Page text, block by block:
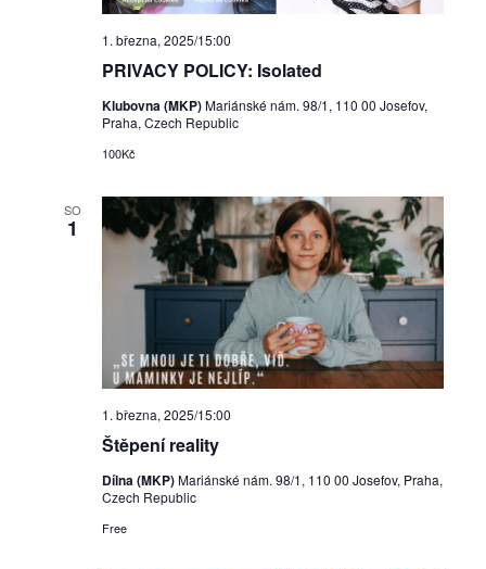
PRIVACY POLICY: Isolated
1. března, 2025/15:00
Klubovna (MKP)Mariánské nám. 98/1, 110 00 Josefov,
Praha, Czech Republic
100Kč
SO
1
Štěpení reality
1. března, 2025/15:00
Dílna (MKP)Mariánské nám. 98/1, 110 00 Josefov, Praha,
Czech Republic
Free